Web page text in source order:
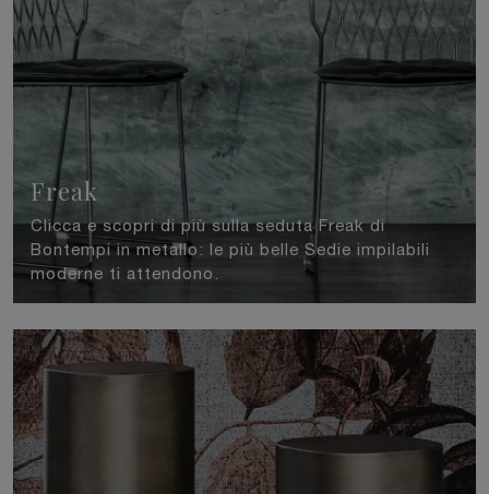
Freak
Clicca e scopri di più sulla seduta Freak di
Bontempi in metallo: le più belle Sedie impilabili
moderne ti attendono.